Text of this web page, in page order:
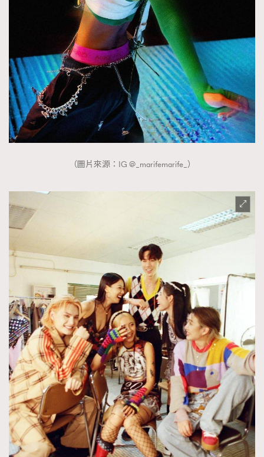
（圖片來源：IG @_marifemarife_）